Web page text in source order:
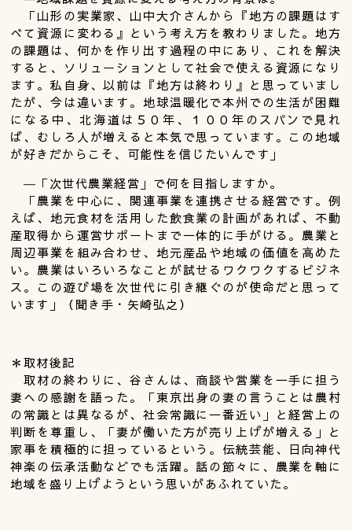
「山形の実業家、山中大介さんから『地方の課題はす
べて資源に変わる』という考え方を教わりました。地方
の課題は、何かを作り出す過程の中にあり、これを解決
すると、ソリューションとして社会で使える資源になり
ます。私自身、以前は『地方は終わり』と思っていまし
たが、今は違います。地球温暖化で本州での生活が困難
になる中、北海道は５０年、１００年のスパンで見れ
ば、むしろ人が増えると本気で思っています。この地域
が好きだからこそ、可能性を信じたいんです」
―「次世代農業経営」で何を目指しますか。
「農業を中心に、関連事業を連携させる経営です。例
えば、地元食材を活用した飲食業の計画があれば、不動
産取得から運営サポートまで一体的に手がける。農業と
周辺事業を組み合わせ、地元産品や地域の価値を高めた
い。農業はいろいろなことが試せるワクワクするビジネ
ス。この遊び場を次世代に引き継ぐのが使命だと思って
います」（聞き手・矢崎弘之）
＊取材後記
取材の終わりに、谷さんは、商談や営業を一手に担う
妻への感謝を語った。「東京出身の妻の言うことは農村
の常識とは異なるが、社会常識に一番近い」と経営上の
判断を尊重し、「妻が働いた方が売り上げが増える」と
家事を積極的に担っているという。伝統芸能、日向神代
神楽の伝承活動などでも活躍。話の節々に、農業を軸に
地域を盛り上げようという思いがあふれていた。